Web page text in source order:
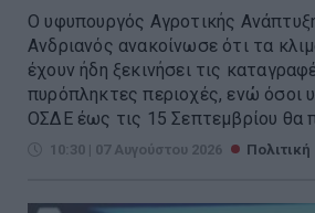
Ο υφυπουργός Αγροτικής
Ανδριανός ανακοίνωσε ότι τα
έχουν ήδη ξεκινήσει τις
πυρόπληκτες περιοχές, ενώ όσοι
ΟΣΔΕ έως τις 15 Σεπτεμβρίου θα
10:30 | 07 Αυγούστου 2026 Πολιτική